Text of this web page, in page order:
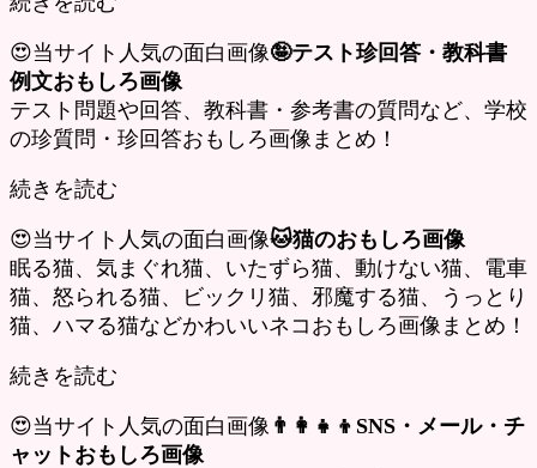
😍当サイト人気の面白画像🤪テスト珍回答・教科書
例文おもしろ画像
テスト問題や回答、教科書・参考書の質問など、学校
の珍質問・珍回答おもしろ画像まとめ！
続きを読む
😍当サイト人気の面白画像🐱猫のおもしろ画像
眠る猫、気まぐれ猫、いたずら猫、動けない猫、電車
猫、怒られる猫、ビックリ猫、邪魔する猫、うっとり
猫、ハマる猫などかわいいネコおもしろ画像まとめ！
続きを読む
😍当サイト人気の面白画像 👨‍👩‍👧‍👦SNS・メール・チ
ャットおもしろ画像